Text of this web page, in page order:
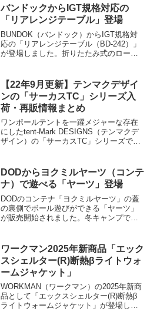
材を採用することで重量は4分の1の75gに
抑えられています。詳細をレビューしま
す。
バンドックからIGT規格対応の
「リアレンジテーブル」登場
BUNDOK（バンドック）からIGT規格対
応の「リアレンジテーブル（BD-242）」
が登場しました。折りたたみ式のローテ
す。snow peak（スノーピーク）のIGT規
格に対応しており、フラットバーナーな
ども載せられます。詳細をレビューしま
す。
【22年9月更新】テンマクデザイ
ンの「サーカスTC」シリーズ入
荷・再販情報まとめ
ワンポールテントを一躍メジャーな存在
にしたtent-Mark DESIGNS（テンマクデ
ザイン）の「サーカスTC」シリーズです
す。入荷や再販情報を随時まとめます。
DODからヨクミルヤーツ（コンテ
ナ）で遊べる「ヤーツ」登場
DODのコンテナ「ヨクミルヤーツ」の蓋
の裏側でボール遊びができる「ヤーツ」
が販売開始されました。冬キャンプで巣
細をレビューします。
ワークマン2025年新商品「エック
スシェルター(R)断熱βライトウォ
ームジャケット」
WORKMAN（ワークマン）の2025年新商
品として「エックスシェルター(R)断熱β
ライトウォームジャケット」が登場しま